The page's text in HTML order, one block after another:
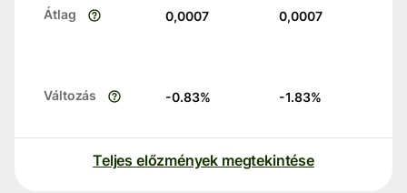
Átlag 0,0007 0,0007
Változás -0.83% -1.83%
Teljes előzmények megtekintése